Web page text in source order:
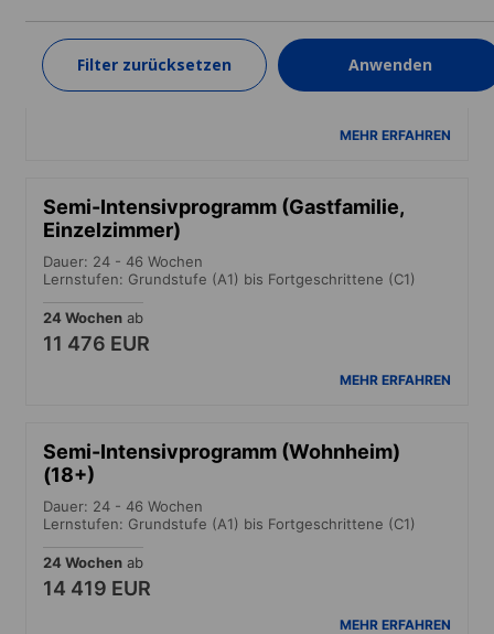
Filter zurücksetzen Anwenden
24 Wochen ab
10 888 EUR
MEHR ERFAHREN
Semi-Intensivprogramm (Gastfamilie,
Einzelzimmer)
Dauer: 24 - 46 Wochen
Lernstufen: Grundstufe (A1) bis Fortgeschrittene (C1)
24 Wochen ab
11 476 EUR
MEHR ERFAHREN
Semi-Intensivprogramm (Wohnheim)
(18+)
Dauer: 24 - 46 Wochen
Lernstufen: Grundstufe (A1) bis Fortgeschrittene (C1)
24 Wochen ab
14 419 EUR
MEHR ERFAHREN